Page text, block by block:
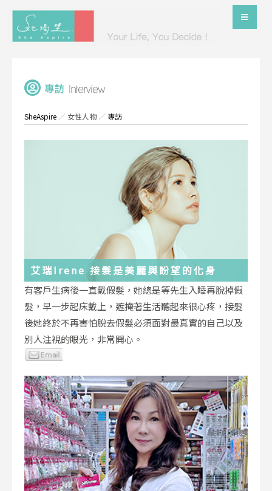
SheAspire ／ 女性人物／專訪
艾瑞Irene 接髮是美麗與盼望的化身
有客戶生病後一直戴假髮，她總是等先生入睡再脫掉假
髮，早一步起床戴上，遮掩著生活聽起來很心疼，接髮
後她終於不再害怕脫去假髮必須面對最真實的自己以及
別人注視的眼光，非常開心。